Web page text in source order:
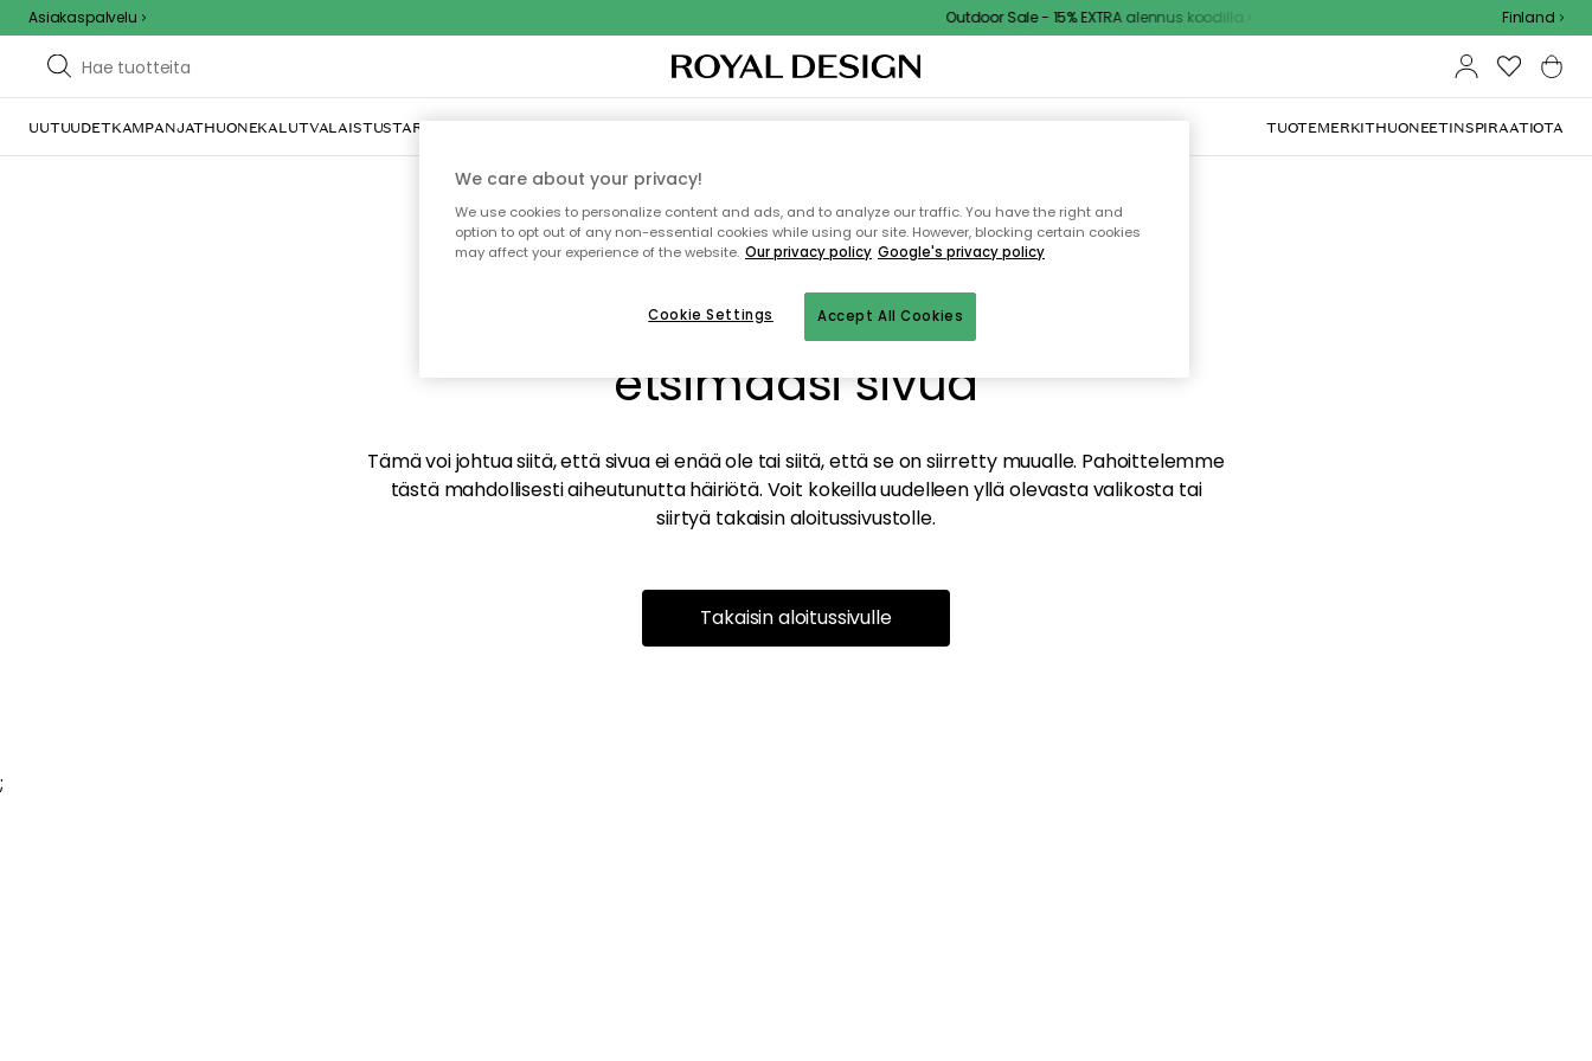
Asiakaspalvelu Outdoor Sale - 15% EXTRA alennus koodilla Finland
UUTUUDETKAMPANJATHUONEKALUTVALAISTUSTARJOILU JA KATTAUSSISUSTUSTEKSTIILIT & MATOTKEITTIÖSÄILYTYSULKOKALUSTEET TUOTEMERKITHUONEETINSPIRAATIOTA
Emme valitettavasti löydä
etsimääsi sivua
Tämä voi johtua siitä, että sivua ei enää ole tai siitä, että se on siirretty muualle. Pahoittelemme
tästä mahdollisesti aiheutunutta häiriötä. Voit kokeilla uudelleen yllä olevasta valikosta tai
siirtyä takaisin aloitussivustolle.
Takaisin aloitussivulle
;
We care about your privacy!
We use cookies to personalize content and ads, and to analyze our traffic. You have the right and
option to opt out of any non-essential cookies while using our site. However, blocking certain cookies
may affect your experience of the website. Our privacy policy Google's privacy policy
Accept All Cookies
Cookie Settings